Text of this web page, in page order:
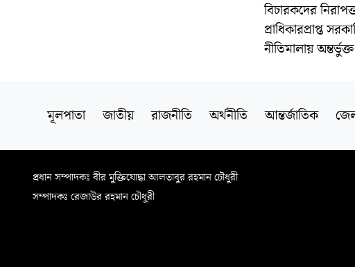
বিচারকদের
প্রাধিকারপ্রাপ্ত
নীতিমালায়
মূলপাতা জাতীয় রাজনীতি অর্থনীতি আন্তর্জাতিক
প্রধান সম্পাদকঃ বীর মুক্তিযোদ্ধা আলতাবুর রহমান চৌধুরী
সম্পাদকঃ রেজাউর রহমান চৌধুরী